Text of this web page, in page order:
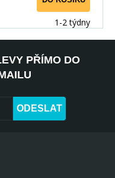
1-2 týdny
PŘÍMO DO
ODESLAT